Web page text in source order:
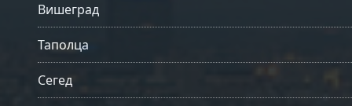
Вишеград
Таполца
Сегед